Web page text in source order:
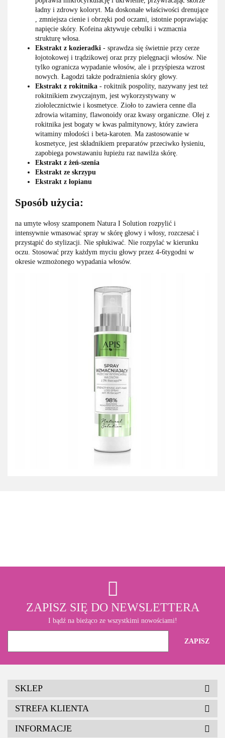
ładny i zdrowy koloryt. Ma doskonałe właściwości drenujące
, zmniejsza cienie i obrzęki pod oczami, istotnie poprawiając
napięcie skóry. Kofeina aktywuje cebulki i wzmacnia
strukturę włosa.
Ekstrakt z kozieradki - sprawdza się świetnie przy cerze
łojotokowej i trądzikowej oraz przy pielęgnacji włosów. Nie
tylko ogranicza wypadanie włosów, ale i przyśpiesza wzrost
nowych. Łagodzi także podrażnienia skóry głowy.
Ekstrakt z rokitnika - rokitnik pospolity, nazywany jest też
rokitnikiem zwyczajnym, jest wykorzystywany w
ziołolecznictwie i kosmetyce. Zioło to zawiera cenne dla
zdrowia witaminy, flawonoidy oraz kwasy organiczne. Olej z
rokitnika jest bogaty w kwas palmitynowy, który zawiera
witaminy młodości i beta-karoten. Ma zastosowanie w
kosmetyce, jest składnikiem preparatów przeciwko łysieniu,
zapobiega powstawaniu łupieżu raz nawilża skórę.
Ekstrakt z żeń-szenia
Ekstrakt ze skrzypu
Ekstrakt z łopianu
Sposób użycia:
na umyte włosy szamponem Natura I Solution rozpylić i
intensywnie wmasować spray w skórę głowy i włosy, rozczesać i
przystąpić do stylizacji. Nie spłukiwać. Nie rozpylać w kierunku
oczu. Stosować przy każdym myciu głowy przez 4-6tygodni w
okresie wzmożonego wypadania włosów.
ZAPISZ SIĘ DO NEWSLETTERA
I bądź na bieżąco ze wszystkimi nowościami!
SKLEP
STREFA KLIENTA
INFORMACJE